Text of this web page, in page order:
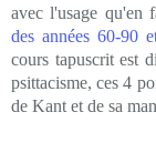
avec l'usage qu'en
des années 60-90
cours tapuscrit est
psittacisme, ces 4
de Kant et de sa